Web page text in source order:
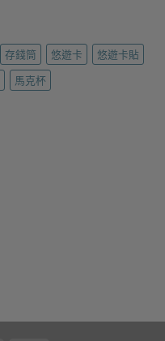
存錢筒 悠遊卡
悠遊卡貼
馬克杯